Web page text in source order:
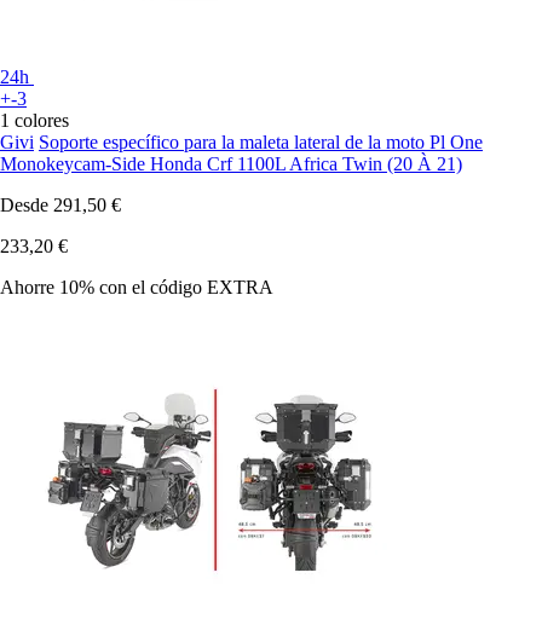
24h
+-3
1 colores
Givi Soporte específico para la maleta lateral de la moto Pl One
Monokeycam-Side Honda Crf 1100L Africa Twin (20 À 21)
Desde 291,50 €
233,20 €
Ahorre 10% con el código EXTRA